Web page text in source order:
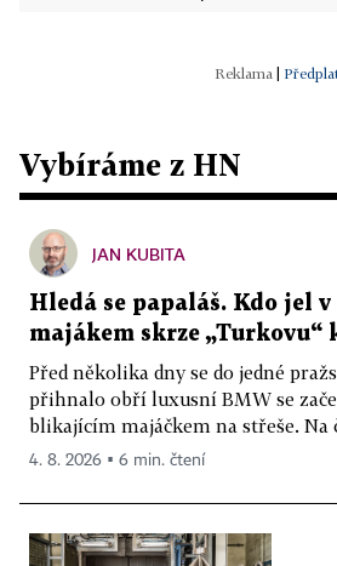
Vybíráme z HN
JAN KUBITA
Hledá se papaláš. Kdo jel
majákem skrze „Turkovu“
Před několika dny se do jedné
přihnalo obří luxusní BMW se
blikajícím majáčkem na střeše. Na
4. 8. 2026 ▪ 6 min. čtení